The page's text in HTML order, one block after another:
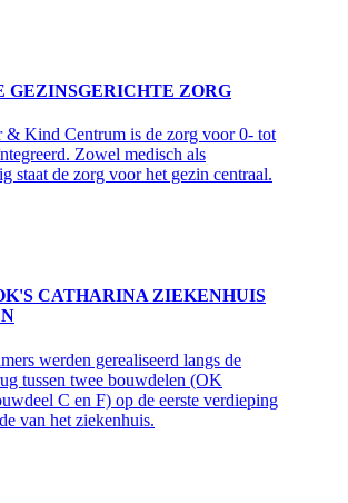
GEZINSGERICHTE ZORG
& Kind Centrum is de zorg voor 0- tot
Zowel medisch als
staat de zorg voor het gezin centraal.
CATHARINA ZIEKENHUIS
werden gerealiseerd langs de
tussen twee bouwdelen (OK
C en F) op de eerste verdieping
van het ziekenhuis.